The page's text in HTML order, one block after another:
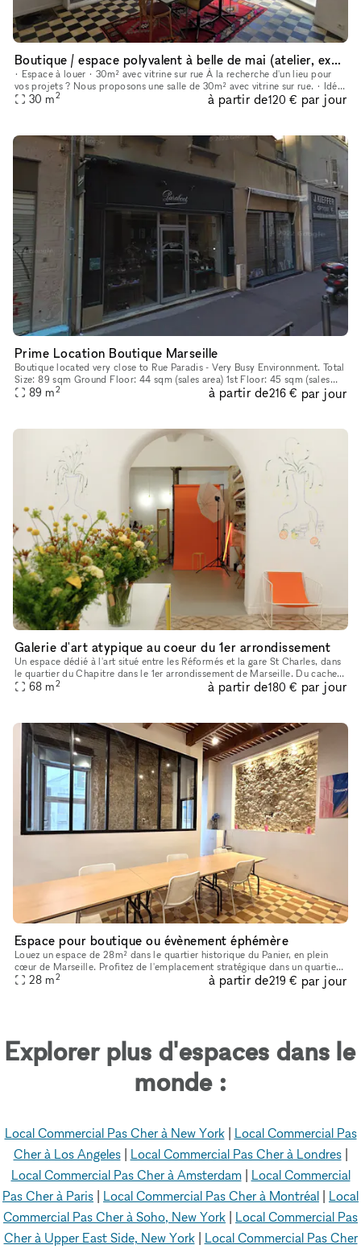
Boutique / espace polyvalent à belle de mai (atelier, expo, court)
• Espace à louer • 30m² avec vitrine sur rue À la recherche d'un lieu pour
vos projets ? Nous proposons une salle de 30m² avec vitrine sur rue. • Idéal
pour : ateliers, cours (yoga, danse, arts…),
30 m2 à partir de120 € par jour
Prime Location Boutique Marseille
Boutique located very close to Rue Paradis - Very Busy Environnment. Total
Size: 89 sqm Ground Floor: 44 sqm (sales area) 1st Floor: 45 sqm (sales
use possible)
89 m2 à partir de216 € par jour
Galerie d'art atypique au coeur du 1er arrondissement
Un espace dédié à l'art situé entre les Réformés et la gare St Charles, dans
le quartier du Chapitre dans le 1er arrondissement de Marseille. Du cachet
authentique avec du carrelage ancien, une arc
68 m2 à partir de180 € par jour
Espace pour boutique ou évènement éphémère
Louez un espace de 28m² dans le quartier historique du Panier, en plein
cœur de Marseille. Profitez de l'emplacement stratégique dans un quartier
très fréquenté par les touristes, idéal pour une bout
28 m2 à partir de219 € par jour
Explorer plus d'espaces dans le
monde :
Local Commercial Pas Cher à New York| Local Commercial Pas
Cher à Los Angeles| Local Commercial Pas Cher à Londres|
Local Commercial Pas Cher à Amsterdam| Local Commercial
Pas Cher à Paris
Local Commercial Pas Cher à Montréal
Local
Commercial Pas Cher à Soho, New York
Local Commercial Pas
Cher à Upper East Side, New York| Local Commercial Pas Cher